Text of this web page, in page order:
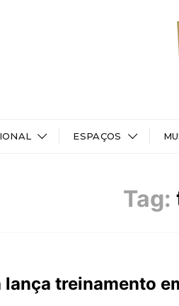
ESPAÇOS
Tag:
lança treinamento